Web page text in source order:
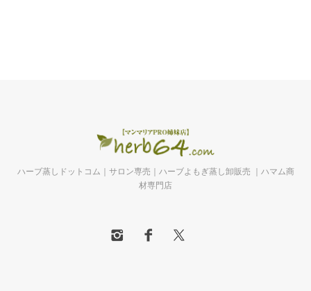
ハーブ蒸しドットコム｜サロン専売｜ハーブよもぎ蒸し卸販売 ｜ハマム商
材専門店